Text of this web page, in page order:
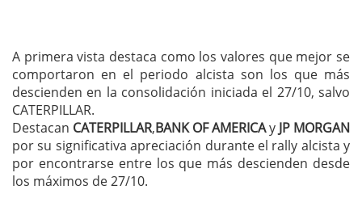
A primera vista destaca como los valores que mejor se
comportaron en el periodo alcista son los que más
descienden en la consolidación iniciada el 27/10, salvo
CATERPILLAR.
Destacan CATERPILLAR,BANK OF AMERICAy JP MORGAN
por su significativa apreciación durante el rally alcista y
por encontrarse entre los que más descienden desde
los máximos de 27/10.